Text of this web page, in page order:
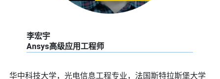
李宏宇
Ansys高级应用工程师
华中科技大学，光电信息工程专业，法国斯特拉斯堡大学